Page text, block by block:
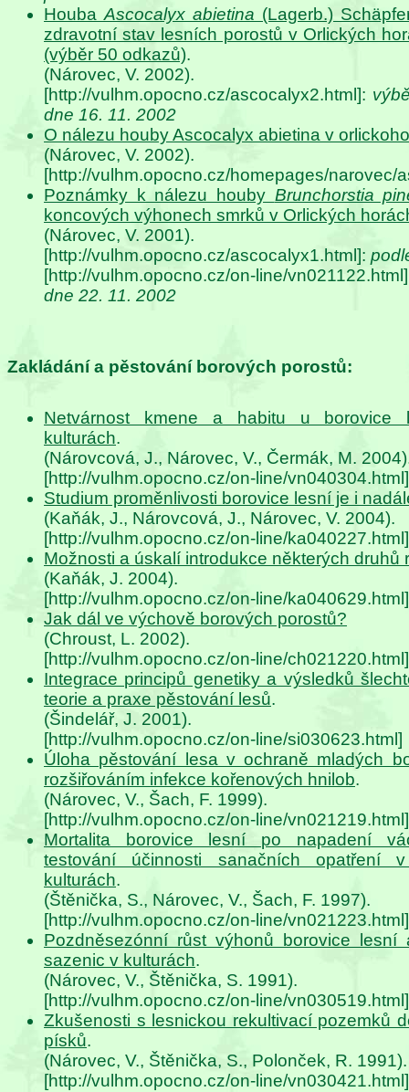
HoubaAscocalyx abietina (Lagerb.)
zdravotní stav lesních porostů v Orlických
(výběr 50 odkazů).
(Nárovec, V. 2002).
[http://vulhm.opocno.cz/ascocalyx2.html]:
dne 16. 11. 2002
O nálezu houby Ascocalyx abietina v
(Nárovec, V. 2002).
[http://vulhm.opocno.cz/homepages/narovec/
Poznámky k nálezu houby Brunchorstia
koncových výhonech smrků v Orlických
(Nárovec, V. 2001).
[http://vulhm.opocno.cz/ascocalyx1.html]:
[http://vulhm.opocno.cz/on-line/
dne 22. 11. 2002
Zakládání a pěstování borových porostů:
Netvárnost kmene a habitu u borovice
kulturách.
(Nárovcová, J., Nárovec, V., Čermák, M.
[http://vulhm.opocno.cz/on-line/vn040304.html]
Studium proměnlivosti borovice lesní je i
(Kaňák, J., Nárovcová, J., Nárovec, V. 2004).
[http://vulhm.opocno.cz/on-line/ka040227.html]
Možnosti a úskalí introdukce některých druhů
(Kaňák, J. 2004).
[http://vulhm.opocno.cz/on-line/ka040629.html]
Jak dál ve výchově borových porostů?
(Chroust, L. 2002).
[http://vulhm.opocno.cz/on-line/ch021220.html]
Integrace principů genetiky a výsledků
teorie a praxe pěstování lesů.
(Šindelář, J. 2001).
[http://vulhm.opocno.cz/on-line/si030623.html]
Úloha pěstování lesa v ochraně mladých
rozšiřováním infekce kořenových hnilob.
(Nárovec, V., Šach, F. 1999).
[http://vulhm.opocno.cz/on-line/vn021219.html]
Mortalita borovice lesní po napadení
testování účinnosti sanačních opatření
kulturách.
(Štěnička, S., Nárovec, V., Šach, F. 1997).
[http://vulhm.opocno.cz/on-line/vn021223.html]
Pozdněsezónní růst výhonů borovice lesní
sazenic v kulturách.
(Nárovec, V., Štěnička, S. 1991).
[http://vulhm.opocno.cz/on-line/vn030519.html]
Zkušenosti s lesnickou rekultivací pozemků
písků.
(Nárovec, V., Štěnička, S., Polonček, R. 1991).
[http://vulhm.opocno.cz/on-line/vn030421.html]